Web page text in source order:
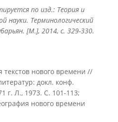
по изд.: Теория и
науки. Терминологический
[М.], 2014, с. 329-330.
нового времени //
докл. конф.
г. Л., 1973. С. 101-113;
нового времени